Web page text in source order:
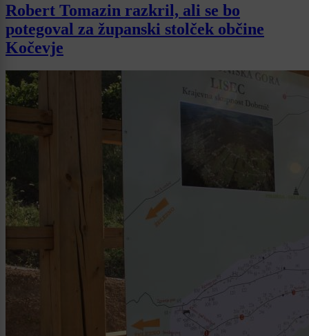
Robert Tomazin razkril, ali se bo
potegoval za županski stolček občine
Kočevje